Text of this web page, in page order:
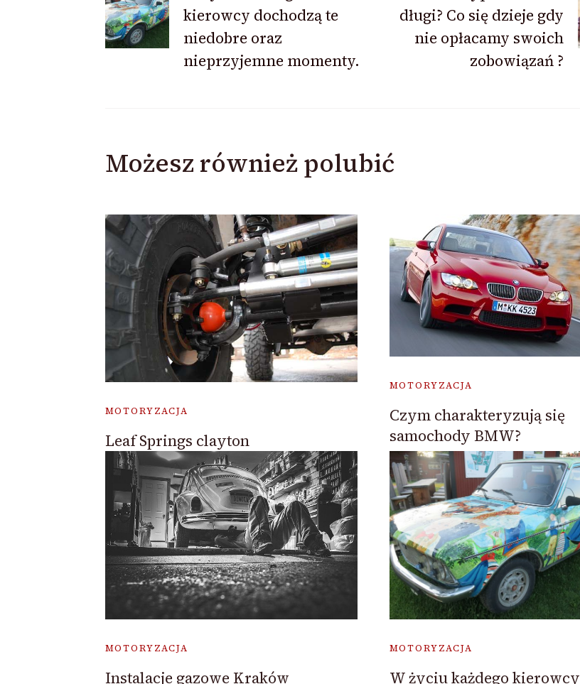
wpisukierowcy dochodzą te
niedobre oraz
nieprzyjemne momenty.
długi? Co się dzieje gdy
nie opłacamy swoich
zobowiązań ?
Możesz również polubić
MOTORYZACJA
Leaf Springs clayton
MOTORYZACJA
Czym charakteryzują się
samochody BMW?
MOTORYZACJA
Instalacje gazowe Kraków
MOTORYZACJA
W życiu każdego kierowcy